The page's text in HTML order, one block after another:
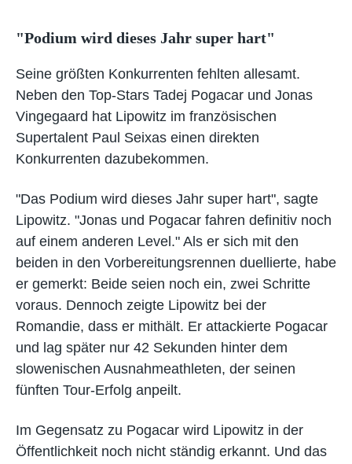
"Podium wird dieses Jahr super hart"
Seine größten Konkurrenten fehlten allesamt.
Neben den Top-Stars Tadej Pogacar und Jonas
Vingegaard hat Lipowitz im französischen
Supertalent Paul Seixas einen direkten
Konkurrenten dazubekommen.
"Das Podium wird dieses Jahr super hart", sagte
Lipowitz. "Jonas und Pogacar fahren definitiv noch
auf einem anderen Level." Als er sich mit den
beiden in den Vorbereitungsrennen duellierte, habe
er gemerkt: Beide seien noch ein, zwei Schritte
voraus. Dennoch zeigte Lipowitz bei der
Romandie, dass er mithält. Er attackierte Pogacar
und lag später nur 42 Sekunden hinter dem
slowenischen Ausnahmeathleten, der seinen
fünften Tour-Erfolg anpeilt.
Im Gegensatz zu Pogacar wird Lipowitz in der
Öffentlichkeit noch nicht ständig erkannt. Und das